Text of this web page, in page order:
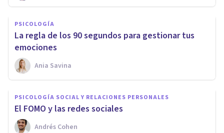
PSICOLOGÍA
La regla de los 90 segundos para gestionar tus
emociones
Ania Savina
PSICOLOGÍA SOCIAL Y RELACIONES PERSONALES
El FOMO y las redes sociales
Andrés Cohen